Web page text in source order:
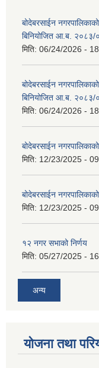
बोदेबरसाईन
बिनियोजित आ.ब. २०८३/
मिति: 06/24/2026 -
बोदेबरसाईन
बिनियोजित आ.ब. २०८३/
मिति: 06/24/2026 -
बोदेबरसाईन
मिति: 12/23/2025 -
बोदेबरसाईन
मिति: 12/23/2025 -
१२ नगर सभाको निर्णय
मिति: 05/27/2025 -
अन्य
योजना तथा